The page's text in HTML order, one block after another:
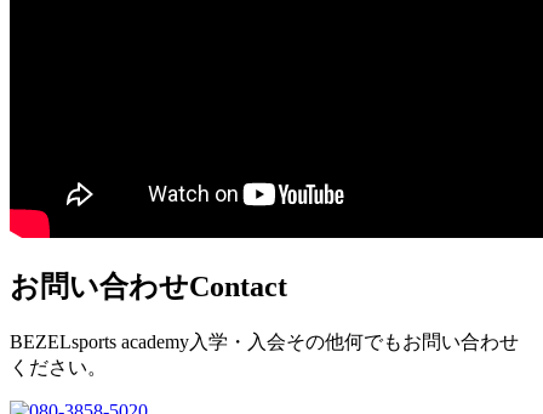
お問い合わせContact
BEZELsports academy入学・入会その他何でもお問い合わせ
ください。